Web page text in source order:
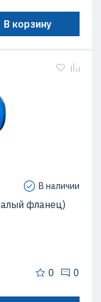
В корзину
В наличии
фланец)
0 0